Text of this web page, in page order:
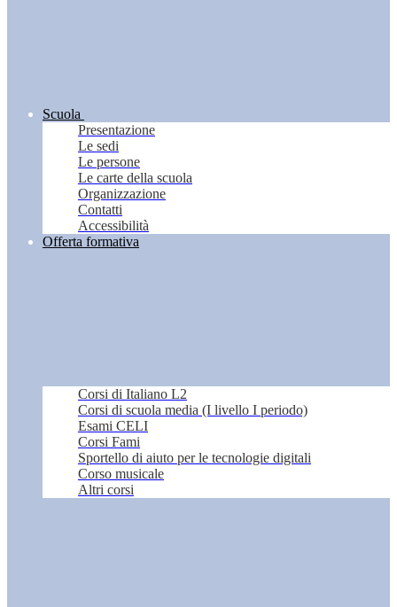
Scuola
Presentazione
Le sedi
Le persone
Le carte della scuola
Organizzazione
Contatti
Accessibilità
Offerta formativa
Corsi di Italiano L2
Corsi di scuola media (I livello I periodo)
Esami CELI
Corsi Fami
Sportello di aiuto per le tecnologie digitali
Corso musicale
Altri corsi